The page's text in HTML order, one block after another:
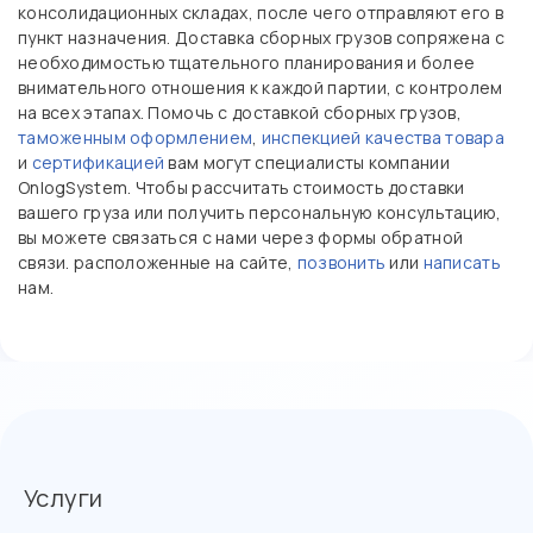
консолидационных складах, после чего отправляют его в
пункт назначения. Доставка сборных грузов сопряжена с
необходимостью тщательного планирования и более
внимательного отношения к каждой партии, с контролем
на всех этапах. Помочь с доставкой сборных грузов,
таможенным оформлением, инспекцией качества товара
и сертификацией вам могут специалисты компании
OnlogSystem. Чтобы рассчитать стоимость доставки
вашего груза или получить персональную консультацию,
вы можете связаться с нами через формы обратной
связи. расположенные на сайте, позвонить или написать
нам.
Услуги